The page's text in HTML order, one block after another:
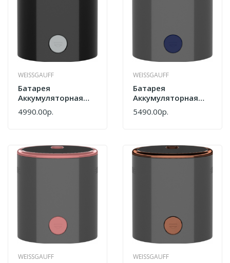
WEISSGAUFF
Батарея
Аккумуляторная
Weissgauff B-V12
400 Nero 438358
4990.00р.
WEISSGAUFF
Батарея
Аккумуляторная
Weissgauff B-V12
500 Marine 438359
5490.00р.
WEISSGAUFF WEISSGAUFF